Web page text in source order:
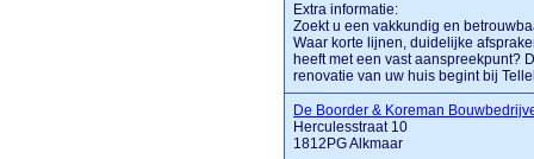
Extra informatie:
Zoekt u een vakkundig en
Waar korte lijnen, duidelijke
heeft met een vast aanspreekpunt?
renovatie van uw huis begint bij
De Boorder & Koreman
Herculesstraat 10
1812PG Alkmaar